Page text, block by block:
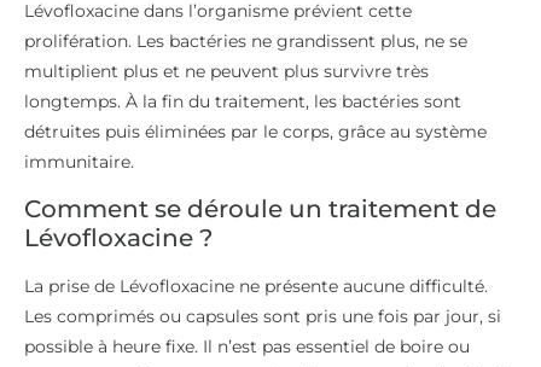
Lévofloxacine dans l’organisme prévient cette
prolifération. Les bactéries ne grandissent plus, ne se
multiplient plus et ne peuvent plus survivre très
longtemps. À la fin du traitement, les bactéries sont
détruites puis éliminées par le corps, grâce au système
immunitaire.
Comment se déroule un traitement de
Lévofloxacine ?
La prise de Lévofloxacine ne présente aucune difficulté.
Les comprimés ou capsules sont pris une fois par jour, si
possible à heure fixe. Il n’est pas essentiel de boire ou